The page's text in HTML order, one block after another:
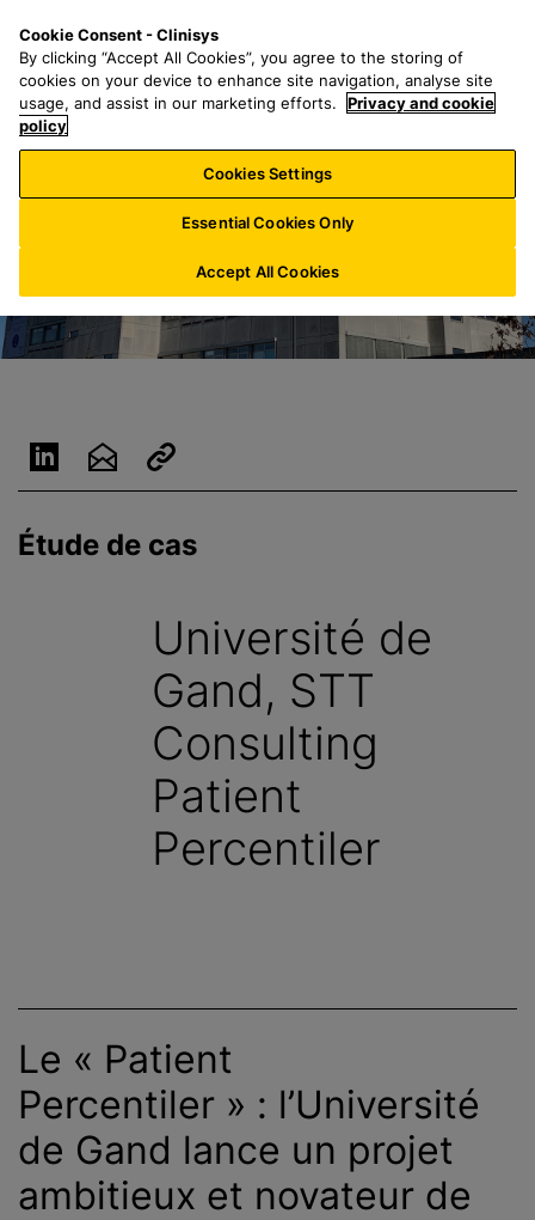
t
e
a
r
h
f
o
:
n
u
Étude de cas
Université de
Gand, STT
Consulting
Patient
Percentiler
Le « Patient
Percentiler » : l’Université
de Gand lance un projet
ambitieux et novateur de
Cookie Consent - Clinisys
By clicking “Accept All Cookies”, you agree to the storing of
cookies on your device to enhance site navigation, analyse site
usage, and assist in our marketing efforts.
Privacy and cookie
policy
Cookies Settings
Essential Cookies Only
Accept All Cookies